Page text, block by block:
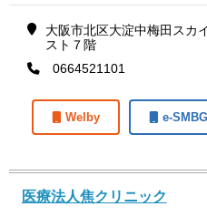
大阪市北区大淀中梅田スカ
スト７階
0664521101
Welby e-SMBG
医療法人焦クリニック